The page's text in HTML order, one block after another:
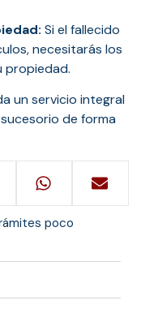
Si el fallecido
necesitarás los
propiedad.
un servicio integral
de forma
poco